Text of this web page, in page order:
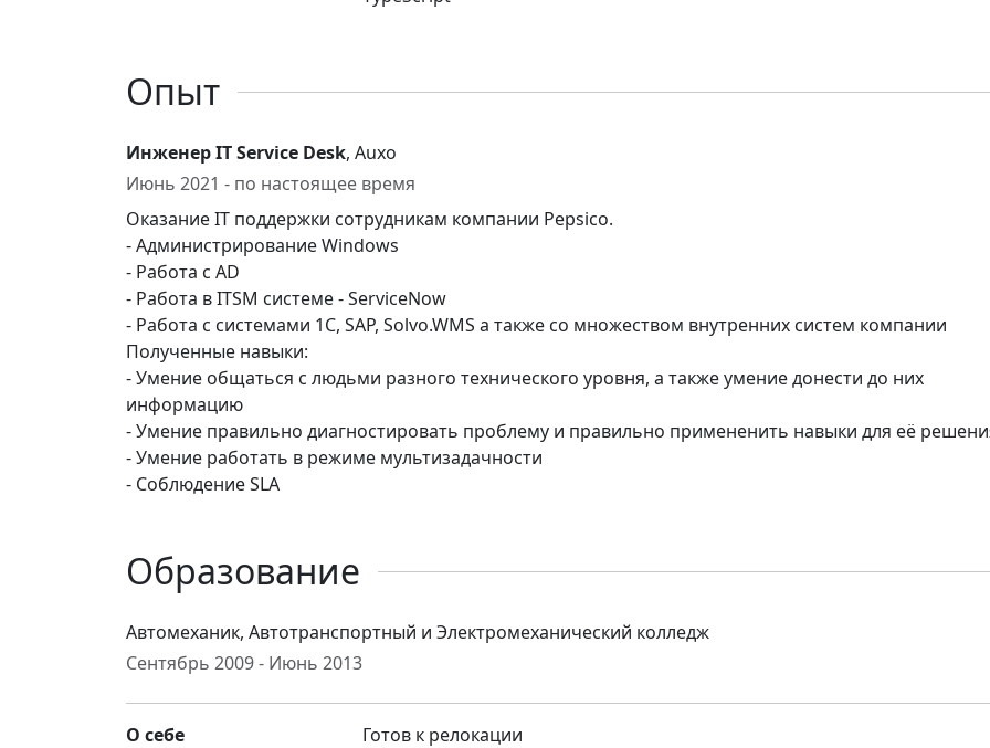
Опыт
Инженер IT Service Desk, Auxo
Июнь 2021 - по настоящее время
Оказание IT поддержки сотрудникам компании Pepsico.
- Администрирование Windows
- Работа с AD
- Работа в ITSM системе - ServiceNow
- Работа с системами 1С, SAP, Solvo.WMS а также со множеством внутренних систем компании
Полученные навыки:
- Умение общаться с людьми разного технического уровня, а также умение донести до них
информацию
- Умение правильно диагностировать проблему и правильно примененить навыки для её
- Умение работать в режиме мультизадачности
- Соблюдение SLA
Образование
Автомеханик, Автотранспортный и Электромеханический колледж
Сентябрь 2009 - Июнь 2013
О себе
Готов к релокации